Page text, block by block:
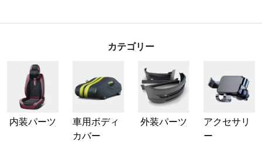
カテゴリー
内装パーツ
車用ボディ
カバー
外装パーツ
アクセサリ
ー